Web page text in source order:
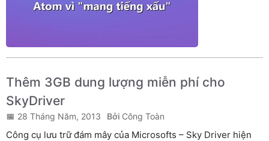
Thêm 3GB dung lượng miễn phí cho
SkyDriver
28 Tháng Năm, 2013 Công Toàn
Công cụ lưu trữ đám mây của Microsofts – Sky Driver hiện